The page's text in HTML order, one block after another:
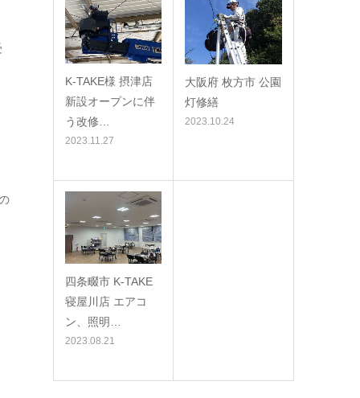
K-TAKE様 摂津店
新設オープンに伴
う改修…
2023.11.27
大阪府 枚方市 公園
灯修繕
2023.10.24
四条畷市 K-TAKE
寝屋川店 エアコ
ン、照明…
2023.08.21